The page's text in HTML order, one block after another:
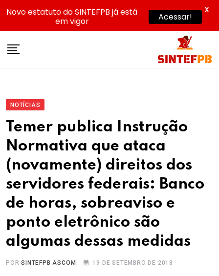
NOTÍCIAS
Temer publica Instrução
Normativa que ataca
(novamente) direitos dos
servidores federais: Banco
de horas, sobreaviso e
ponto eletrônico são
algumas dessas medidas
PORSINTEFPB ASCOM 19 DE SETEMBRO DE 2018
Novo estatuto do SINTEFPB já está
em vigor
Acessar!
X